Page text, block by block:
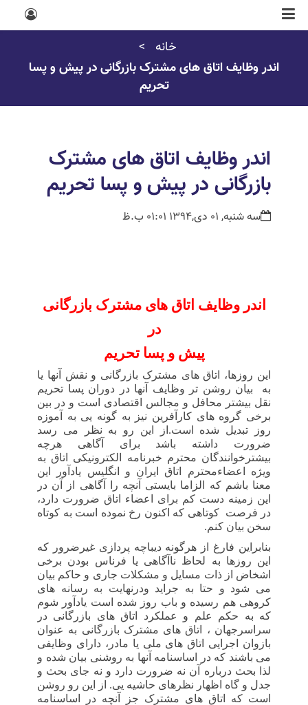
خانه
اندر وظایف اتاق های مشترک بازرگانی در پیش و پسا
تحریم
اندر وظایف اتاق های مشترک
بازرگانی در پیش و پسا تحریم
سه شنبه, 01 دی,1394 01:01 ب.ظ
اندر وظایف اتاق های مشترک بازرگانی
در
پیش و پسا تحریم
این روزها، اتاق های مشترک بازرگانی و نقش آنها یا
به
بیان روشن تر وظایف آنها در دوران پسا تحریم
نقل بیشتر محافل و مجالس
اقتصادی است و در بین
برخی گروه های کارآفرین نیز به گونه یی به آموزه
روز تبدیل شده است.از این رو به نظر می رسد
ضرورت داشته باشد برای آگاهی هرچه
بیشترخوانندگان محترم خبرنامه الکترونیکی اتاق به
ویژه اعضاءمحترم اتاق ایران و انگلیس یادآور این
معنا باشم که الزاما بایستی آنچه را آگاهی از آن در
این زمینه دست کم برای اعضاء اتاق ضرورت دارد،
در فرصت
کوتاهی که اکنون رخ نموده است به کوتاه
سخن بیان کنم.
بنابراین فارغ از هرگونه دیباچه پردازی غیرضرور که
این روزها به لحاظ ناآگاهی یا فرناس بودن برخی
اشخاض از ذات مسایل و مشکلات جاری و حاکم بیان
می شود و حتا به جراید ودرنهایت به رسانه های
کروهی هم رسیده و باب روز شده است یادآور شوم
که به حکم علم و عملکرد اتاق های بازرگانی در
سراسرجهان ، اتاق های مشترک بازرگانی به عنوان
بازوان اجرایی اتاق های ملی یا مادر، دارای وظایفی
می باشند که در اساسنامه آنها به روشنی بیان شده و
لذا بحث درباره آن نه ضرورت دارد و نه جای بحث و
جدل و گاه اظهار نظرهای حاشیه یی. از این رو روشن
است که اتاق های مشترک جز آنچه در اساسنامه